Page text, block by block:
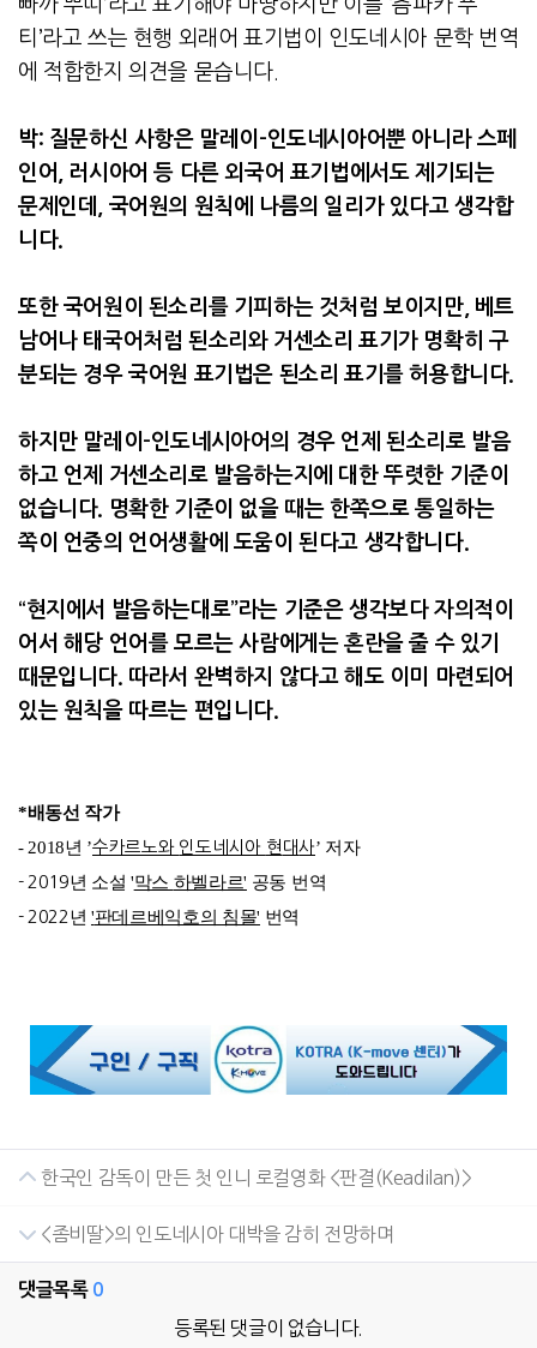
빠까 뿌띠’라고 표기해야 마땅하지만 이를 ‘츰파카 푸
티’라고 쓰는 현행 외래어 표기법이 인도네시아 문학 번역
에 적합한지 의견을 묻습니다
박: 질문하신 사항은 말레이 -인도네시아어뿐 아니라 스페
인어
러시아어 등 다른 외국어 표기법에서도 제기되는
문제인데
국어원의 원칙에 나름의 일리가 있다고 생각합
니다.
또한 국어원이 된소리를 기피하는 것처럼 보이지만, 베트
남어나 태국어처럼 된소리와 거센소리 표기가 명확히 구
분되는 경우 국어원 표기법은 된소리 표기를 허용합니다.
하지만 말레이 -인도네시아어의 경우 언제 된소리로 발음
하고 언제 거센소리로 발음하는지에 대한 뚜렷한 기준이
없습니다. 명확한 기준이 없을 때는 한쪽으로 통일하는
쪽이 언중의 언어생활에 도움이 된다고 생각합니다.
“현지에서 발음하는대로”라는 기준은 생각보다 자의적이
어서 해당 언어를 모르는 사람에게는 혼란을 줄 수 있기
때문입니다. 따라서 완벽하지 않다고 해도 이미 마련되어
있는 원칙을 따르는 편입니다.
*배동선 작가
- 2018년 ’수카르노와 인도네시아 현 대사’ 저자
- 2019년 소설 '막스 하벨라르' 공동 번역
- 2022 년 '판데르베익호의 침몰' 번역
한국인 감독이 만든 첫 인니 로컬영화 <판결(Keadilan)>
<좀비딸>의 인도네시아 대박을 감히 전망하며
댓글목록 0
등록된 댓글이 없습니다.